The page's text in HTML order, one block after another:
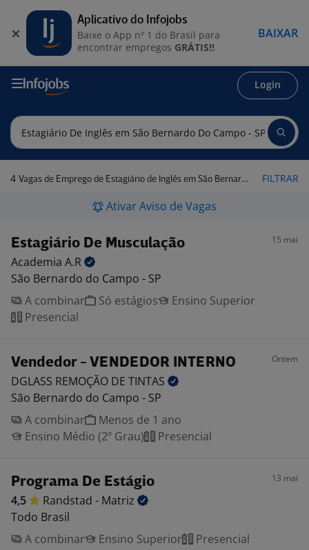
Login
4 Vagas de Emprego de Estagiário de Inglês em São Bernardo do Campo - SP FILTRAR
Ativar Aviso de Vagas
Estagiário De Musculação 15 mai
Academia A.R
São Bernardo do Campo - SP
A combinar
Só estágios
Ensino Superior
Presencial
Vendedor - VENDEDOR INTERNO Ontem
DGLASS REMOÇÃO DE TINTAS
São Bernardo do Campo - SP
A combinar
Menos de 1 ano
Ensino Médio (2º Grau)
Presencial
Programa De Estágio 13 mai
4,5 Randstad - Matriz
Todo Brasil
A combinar
Ensino Superior Presencial
Aplicativo do Infojobs
Baixe o App nº 1 do Brasil para
encontrar empregos GRÁTIS!!
BAIXAR